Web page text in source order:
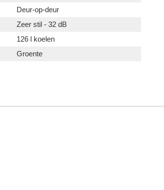
Deur-op-deur
Zeer stil - 32 dB
126 l koelen
Groente